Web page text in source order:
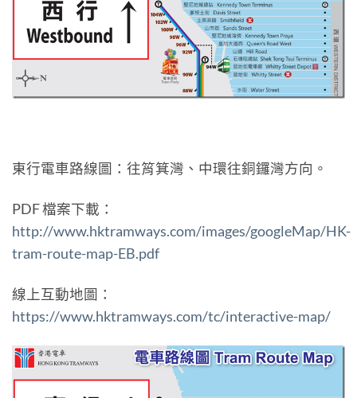
東行電車路線圖：往筲箕灣、中環往銅鑼灣方向。
PDF 檔案下載：
http://www.hktramways.com/images/googleMap/HK-
tram-route-map-EB.pdf
線上互動地圖：
https://www.hktramways.com/tc/interactive-map/